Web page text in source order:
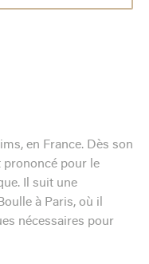
en France. Dès son
prononcé pour le
Il suit une
à Paris, où il
nécessaires pour